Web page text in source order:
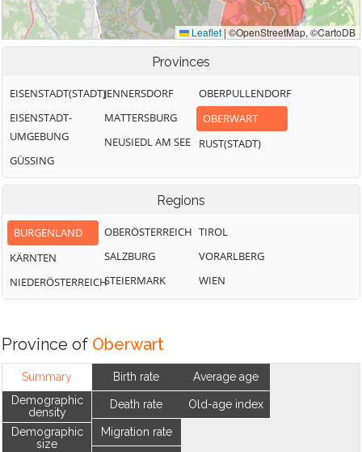
Provinces
EISENSTADT(STADT)
EISENSTADT-
UMGEBUNG
GÜSSING
JENNERSDORF
MATTERSBURG
NEUSIEDL AM SEE
OBERPULLENDORF
OBERWART
RUST(STADT)
Regions
BURGENLAND
KÄRNTEN
NIEDERÖSTERREICH
OBERÖSTERREICH
SALZBURG
STEIERMARK
TIROL
VORARLBERG
WIEN
Province of Oberwart
Summary
Demographic
density
Demographic
size
Birth rate
Death rate
Migration rate
Average age
Old-age index